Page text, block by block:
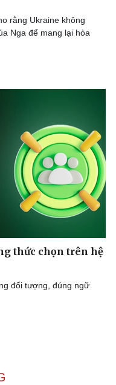
rằng Ukraine không
Nga để mang lại hòa
thức chọn trên hệ
đối tượng, đúng ngữ